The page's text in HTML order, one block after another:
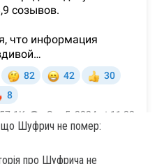
що Шуфрич не помер:
про Шуфрича не